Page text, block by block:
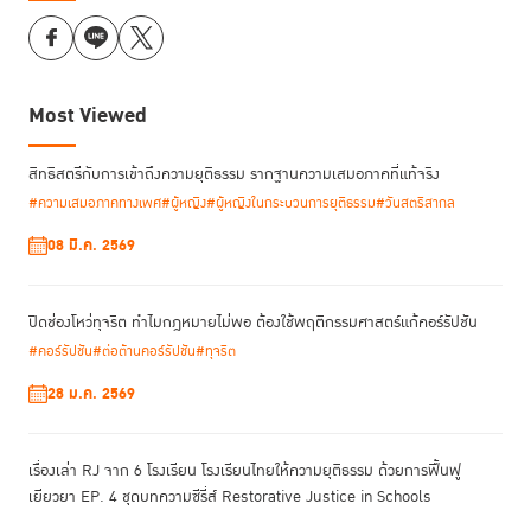
ดูแลผู้ป่วยช้า และกลัวว่าจะไปซ้อมกีฬาไม่ทัน เขาจึงระเบิดอารมณ์และชกต่อย
กับเพื่อนคนดังกล่าวจนเกิด
ในทันที แต่เริ่มจากการ
ภาระจากการดูแลผู้ป่วยติดเตียงในครอบครัว ต่อมา ครูจึงนัดผู้ปกครองและผู้
ดูแลของทั้งสองฝ่ายมานั่งคุยกัน เพื่อให้ทุกคนเข้าใจบริบทชีวิตของเด็ก และช่วย
กันหาทางออกที่ทำได้จริง
การทะเลาะในโรงเรียนที่เกิดจากการแบกรับภาระเกินวัยของเด็กคนหนึ่งกลาย
มีส่วนร่วมรับรู้ถึง แรงกดดันและความเครียดสะสมของเด็กคนนี้
การใช้กระบวนการ RJ รับฟัง จัด
ทุกฝ่ายได้แสดงความรู้สึกและข้อจำกัด พร้อมกับหา
เข้าใจเด็กมากขึ้น พร้อมเปิดโอกาสให้เด็กได้ใช้ชีวิตที่สดใสสมวัยได้เหมือนเด็ก
คนอื่นต่อไป
Most Viewed
สิทธิสตรีกับการเข้าถึงความยุติธรรม รากฐานความเสมอภาคที่แท้จริง
#ความเสมอภาคทางเพศ#ผู้หญิง#ผู้หญิงในกระบวนการยุติธรรม#วันสตรีสากล
08 มี.ค. 2569
ปิดช่องโหว่ทุจริต ทำไมกฎหมายไม่พอ ต้องใช้พฤติกรรมศาสตร์แก้คอร์รัปชัน
#คอร์รัปชัน#ต่อต้านคอร์รัปชัน#ทุจริต
28 ม.ค. 2569
เรื่องเล่า RJ จาก 6 โรงเรียน โรงเรียนไทยให้ความยุติธรรม ด้วยการฟื้นฟู
เยียวยา EP. 4 ชุดบทความซีรี่ส์ Restorative Justice in Schools